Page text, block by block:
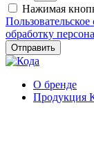
Нажимая
обработку
Отправить
О бренде
Продукция